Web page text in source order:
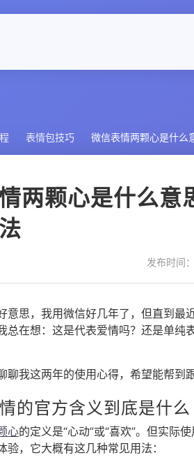
表情包技巧 微信表情两颗心是什么
两颗心是什么意
发布时间
意思，我用微信好几年了，但直到最
总在想：这是代表爱情吗？还是单
聊我这两年的使用心得，希望能帮到
的官方含义到底是什么
心的定义是“心动”或“喜欢”。但实际
验，它大概有这几种常见用法：